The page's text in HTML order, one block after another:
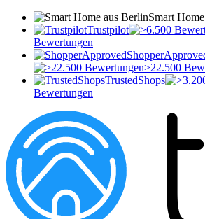
Smart
Trustpilot
Bewertungen
>22.500
TrustedShops
Bewertungen